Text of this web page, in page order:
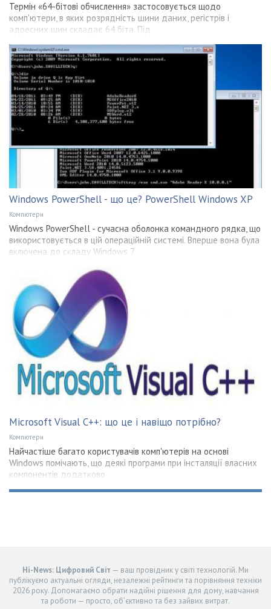
Термін «64-бітові обчислення» застосовується щодо
комп'ютери, в яких розрядність шини даних, регістрів і
адресних шин складає 64 біта. Під
Windows PowerShell - що це? PowerShell Windows XP
Компютери
Windows PowerShell - сучасна оболонка командного рядка, що
використовується в цій операційній системі. Вперше вона була
включена до складу Windows 7
Microsoft Visual C++: що це і навіщо потрібно?
Компютери
Найчастіше багато користувачів комп'ютерів на основі
Windows помічають, що деякі програми при інсталяції власних
компонентів додатково
Hi-News: Цифровий Світ — ваш провідник у світі технологій. Ми
публікуємо актуальні огляди, незалежні рейтинги та порівняння техніки
2026 року. Допомагаємо обрати надійні рішення для дому, навчання
та роботи — просто, об’єктивно та без зайвих витрат.